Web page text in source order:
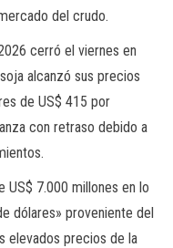
del crudo.
cerró el viernes en
alcanzó sus precios
de US$ 415 por
con retraso debido a
US$ 7.000 millones en lo
dólares» proveniente del
elevados precios de la